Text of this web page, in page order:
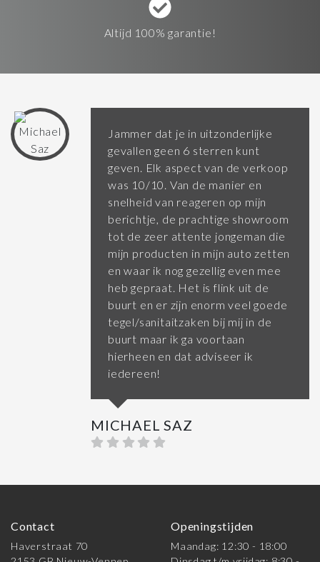
Altijd 100% garantie!
Jammer dat je in uitzonderlijke
gevallen geen 6 sterren kunt
geven. Elk aspect van de verkoop
was 10/10. Van de manier en
snelheid van reageren op mijn
berichtje, de prachtige showroom
tot de zeer attente jongeman die
mijn producten in mijn auto zetten
en waar ik nog gezellig even mee
heb gepraat. Het is flink uit de
buurt en er zijn enorm veel goede
tegel/sanitaitzaken bij mij in de
buurt maar ik ga voortaan
hierheen en dat adviseer ik
iedereen!
MICHAEL SAZ
Contact
Haverstraat 70
Openingstijden
Maandag: 12:30 - 18:00